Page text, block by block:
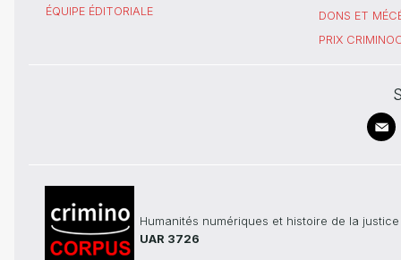
ÉQUIPE ÉDITORIALE
DONS ET
PRIX
Humanités numériques et histoire de la justice
UAR 3726